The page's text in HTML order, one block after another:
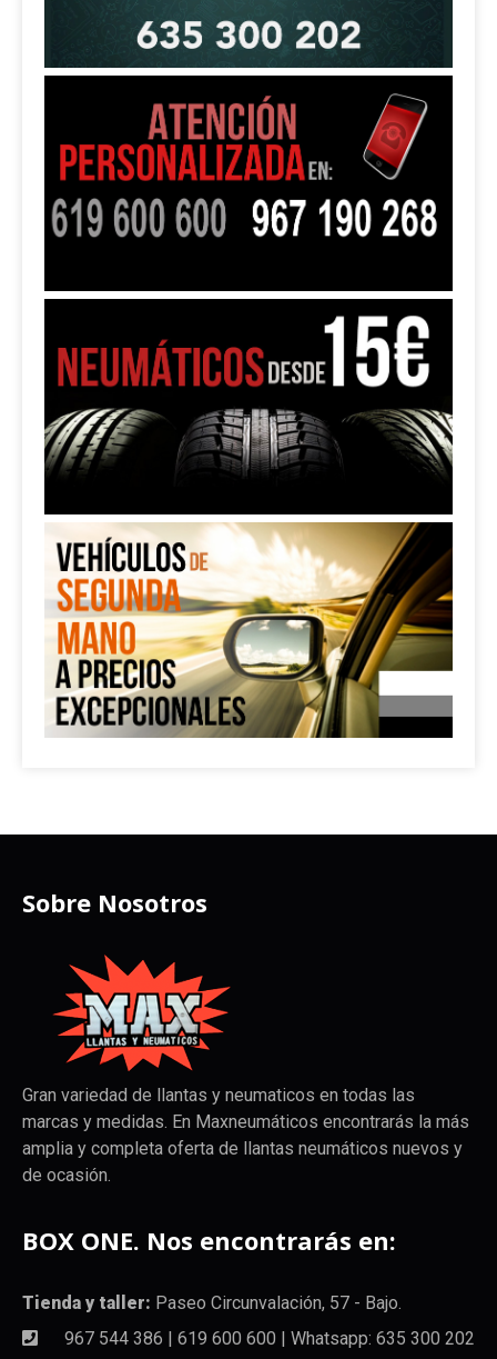
Sobre Nosotros
Gran variedad de llantas y neumaticos en todas las
marcas y medidas. En Maxneumáticos encontrarás la más
amplia y completa oferta de llantas neumáticos nuevos y
de ocasión.
BOX ONE. Nos encontrarás en:
Tienda y taller: Paseo Circunvalación, 57 - Bajo.
967 544 386 | 619 600 600 | Whatsapp: 635 300 202